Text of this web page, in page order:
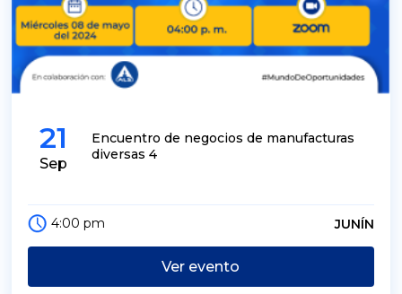
21
Sep
Encuentro de negocios de manufacturas
diversas 4
4:00 pm JUNÍN
Ver evento